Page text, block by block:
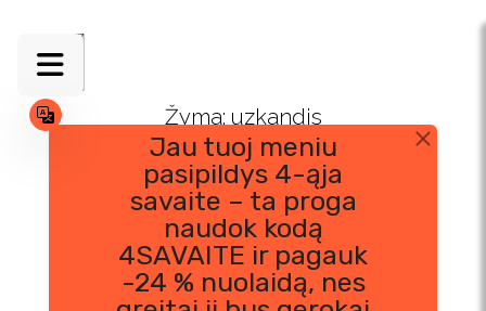
content
Jau tuoj meniu
pasipildys 4-ąja
savaite – ta proga
naudok kodą
4SAVAITE ir pagauk
-24 % nuolaidą, nes
Žyma: uzkandis